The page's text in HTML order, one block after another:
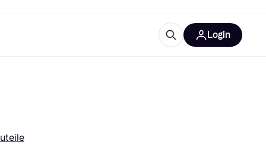
Login